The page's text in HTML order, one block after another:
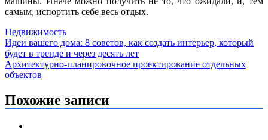
самым, испортить себе весь отдых.
Недвижимость
Навигация
по
записям
Идеи вашего дома: 8 советов, как создать интерьер, который
будет в тренде и через десять лет
Архитектурно-планировочное проектирование отдельных
объектов
Похожие записи